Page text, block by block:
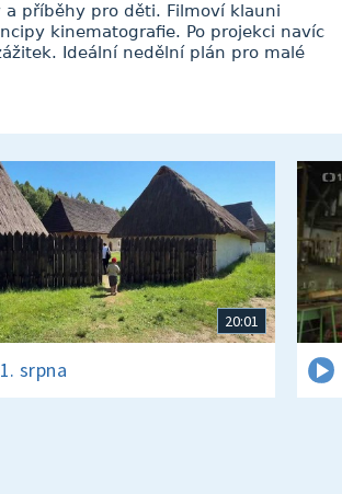
příběhy pro děti. Filmoví klauni
kinematografie. Po projekci navíc
Ideální nedělní plán pro malé
20:01
1. srpna